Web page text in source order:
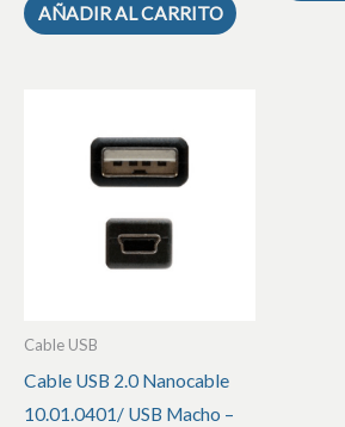
AÑADIR AL CARRITO
Cable USB
Cable USB 2.0 Nanocable
10.01.0401/ USB Macho –